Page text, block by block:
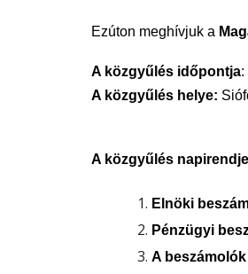
Ezúton meghívjuk a
A közgyűlés időpontja:
A közgyűlés helye:
A közgyűlés
Elnöki
Pénzügyi
A